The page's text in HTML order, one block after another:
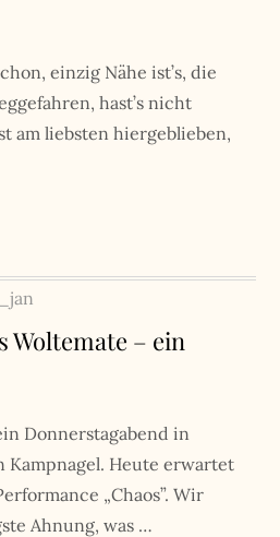
einzig Nähe ist’s, die
hast’s nicht
am liebsten hiergeblieben,
Woltemate – ein
Donnerstagabend in
Kampnagel. Heute erwartet
„Chaos”. Wir
Ahnung, was …